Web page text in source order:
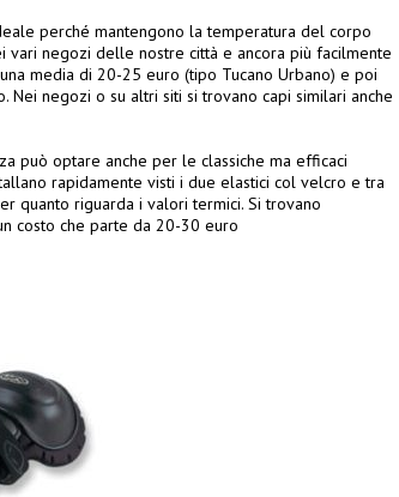
perché mantengono la temperatura del corpo
vari negozi delle nostre città e ancora più facilmente
media di 20-25 euro (tipo Tucano Urbano) e poi
negozi o su altri siti si trovano capi similari anche
può optare anche per le classiche ma efficaci
rapidamente visti i due elastici col velcro e tra
quanto riguarda i valori termici. Si trovano
costo che parte da 20-30 euro